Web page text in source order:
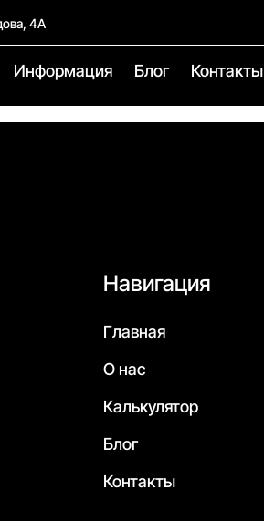
4А
Информация Блог Контакты
Навигация
Главная
О нас
Калькулятор
Блог
Контакты